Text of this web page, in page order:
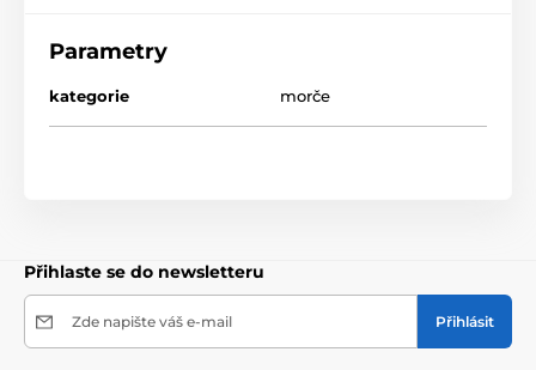
Parametry
kategorie morče
Přihlaste se do newsletteru
Zde napište váš e-mail Přihlásit